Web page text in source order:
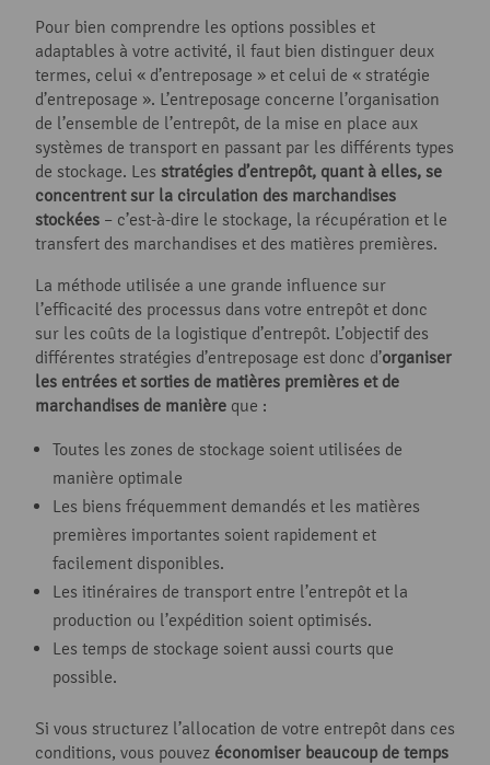
Pour bien comprendre les options possibles et
adaptables à votre activité, il faut bien distinguer deux
termes, celui « d’entreposage » et celui de « stratégie
d’entreposage ». L’entreposage concerne l’organisation
de l’ensemble de l’entrepôt, de la mise en place aux
systèmes de transport en passant par les différents types
de stockage. Les stratégies d’entrepôt, quant à elles, se
concentrent sur la circulation des marchandises
stockées – c’est-à-dire le stockage, la récupération et le
transfert des marchandises et des matières premières.
La méthode utilisée a une grande influence sur
l’efficacité des processus dans votre entrepôt et donc
sur les coûts de la logistique d’entrepôt. L’objectif des
différentes stratégies d’entreposage est donc d’organiser
les entrées et sorties de matières premières et de
marchandises de manière que :
Toutes les zones de stockage soient utilisées de
manière optimale
Les biens fréquemment demandés et les matières
premières importantes soient rapidement et
facilement disponibles.
Les itinéraires de transport entre l’entrepôt et la
production ou l’expédition soient optimisés.
Les temps de stockage soient aussi courts que
possible.
Si vous structurez l’allocation de votre entrepôt dans ces
conditions, vous pouvez économiser beaucoup de temps